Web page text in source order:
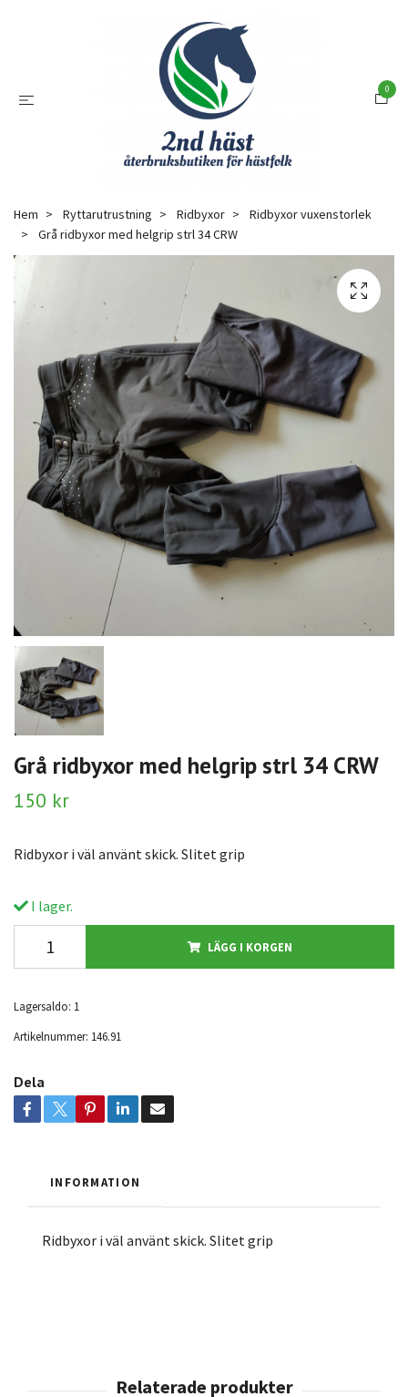
0
Hem Ryttarutrustning Ridbyxor
Ridbyxor vuxenstorlek
Grå ridbyxor med helgrip strl 34 CRW
Grå ridbyxor med helgrip strl 34 CRW
150 kr
Ridbyxor i väl använt skick. Slitet grip
I lager.
LÄGG I KORGEN
Lagersaldo: 1
Artikelnummer: 146.91
Dela
INFORMATION
Ridbyxor i väl använt skick. Slitet grip